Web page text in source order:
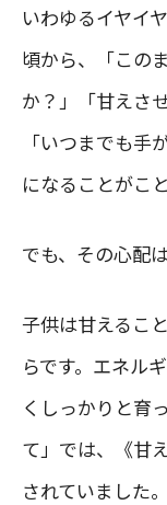
いわゆるイヤイ
頃から、「この
か？」「甘えさ
「いつまでも
になることがこ
でも、その心配
子供は甘えるこ
らです。エネル
くしっかりと育
て」では、《甘
されていました